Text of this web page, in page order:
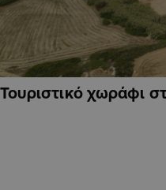
Τουριστικό χωράφι